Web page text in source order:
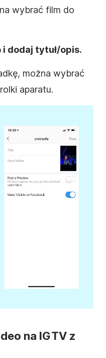
wybrać film do
i dodaj tytuł/opis.
można wybrać
aparatu.
na IGTV z